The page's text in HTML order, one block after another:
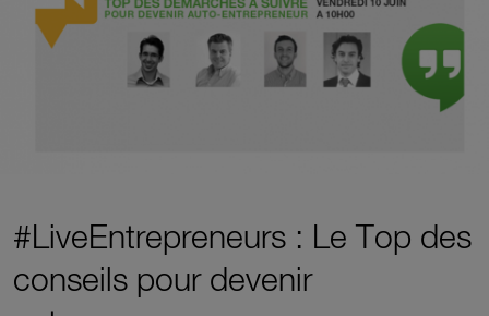
#LiveEntrepreneurs : Le Top des
conseils pour devenir